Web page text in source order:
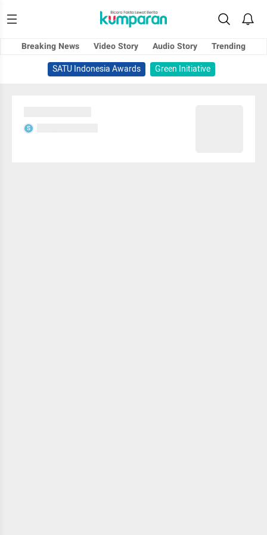
Breaking News Video Story Audio Story
Trending
SATU Indonesia Awards
Green Initiative
S